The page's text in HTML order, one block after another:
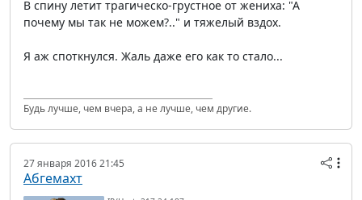
В спину летит трагическо-грустное от жениха: "А
почему мы так не можем?.." и тяжелый вздох.
Я аж споткнулся. Жаль даже его как то стало...
Будь лучше, чем вчера, а не лучше, чем другие.
27 января 2016 21:45
Абгемахт